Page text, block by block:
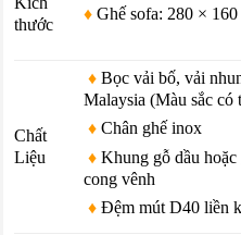
thước
♦ Ghế sofa: 280 × 160
Chất
Liệu
♦ Bọc vải bố, vải
Malaysia (Màu sắc có
♦ Chân ghế inox
♦ Khung gỗ dầu
cong vênh
♦ Đệm mút D40 liền